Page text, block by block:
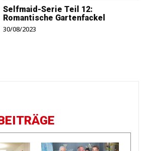
Selfmaid-Serie Teil 12:
Romantische Gartenfackel
30/08/2023